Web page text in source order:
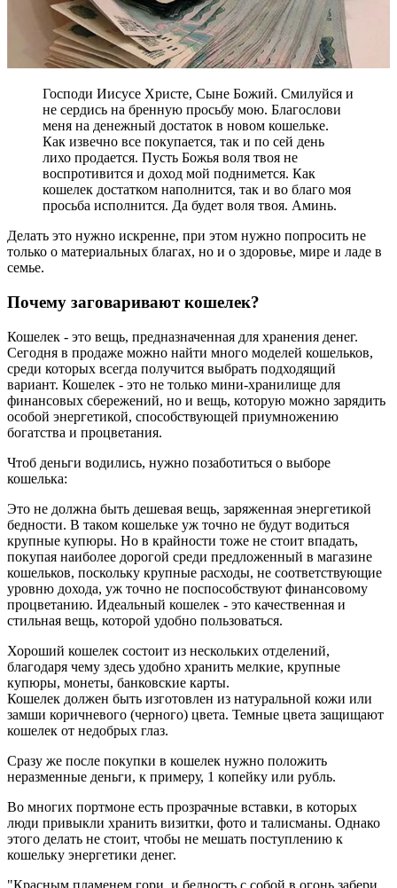
Господи Иисусе Христе, Сыне Божий. Смилуйся и
не сердись на бренную просьбу мою. Благослови
меня на денежный достаток в новом кошельке.
Как извечно все покупается, так и по сей день
лихо продается. Пусть Божья воля твоя не
воспротивится и доход мой поднимется. Как
кошелек достатком наполнится, так и во благо моя
просьба исполнится. Да будет воля твоя. Аминь.
Делать это нужно искренне, при этом нужно попросить не
только о материальных благах, но и о здоровье, мире и ладе в
семье.
Почему заговаривают кошелек?
Кошелек - это вещь, предназначенная для хранения денег.
Сегодня в продаже можно найти много моделей кошельков,
среди которых всегда получится выбрать подходящий
вариант. Кошелек - это не только мини-хранилище для
финансовых сбережений, но и вещь, которую можно зарядить
особой энергетикой, способствующей приумножению
богатства и процветания.
Чтоб деньги водились, нужно позаботиться о выборе
кошелька:
Это не должна быть дешевая вещь, заряженная энергетикой
бедности. В таком кошельке уж точно не будут водиться
крупные купюры. Но в крайности тоже не стоит впадать,
покупая наиболее дорогой среди предложенный в магазине
кошельков, поскольку крупные расходы, не соответствующие
уровню дохода, уж точно не поспособствуют финансовому
процветанию. Идеальный кошелек - это качественная и
стильная вещь, которой удобно пользоваться.
Хороший кошелек состоит из нескольких отделений,
благодаря чему здесь удобно хранить мелкие, крупные
купюры, монеты, банковские карты.
Кошелек должен быть изготовлен из натуральной кожи или
замши коричневого (черного) цвета. Темные цвета защищают
кошелек от недобрых глаз.
Сразу же после покупки в кошелек нужно положить
неразменные деньги, к примеру, 1 копейку или рубль.
Во многих портмоне есть прозрачные вставки, в которых
люди привыкли хранить визитки, фото и талисманы. Однако
этого делать не стоит, чтобы не мешать поступлению к
кошельку энергетики денег.
"Красным пламенем гори, и бедность с собой в огонь забери.